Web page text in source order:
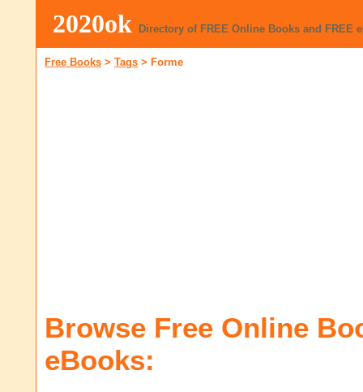
2020ok Directory of FREE Online Books and FREE
Free Books > Tags > Forme
Browse Free Online
eBooks: